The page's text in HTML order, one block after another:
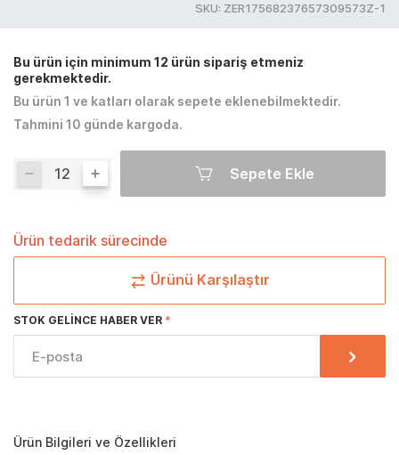
SKU: ZER17568237657309573Z-1
Bu ürün için minimum 12 ürün sipariş etmeniz
gerekmektedir.
Bu ürün 1 ve katları olarak sepete eklenebilmektedir.
Tahmini 10 günde kargoda.
Sepete Ekle
Ürün tedarik sürecinde
Ürünü Karşılaştır
STOK GELINCE HABER VER
Ürün Bilgileri ve Özellikleri